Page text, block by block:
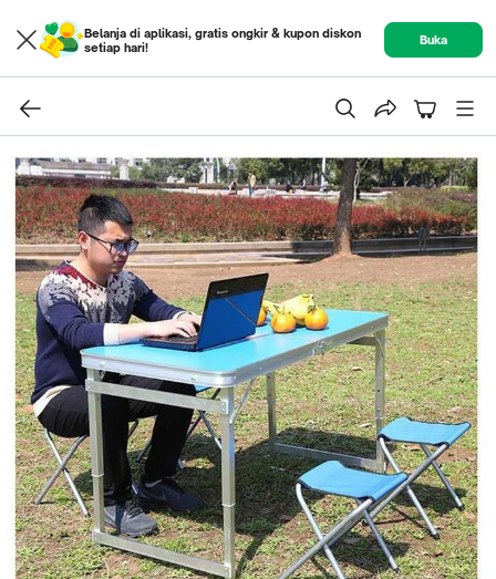
Belanja di aplikasi, gratis ongkir & kupon diskon
setiap hari!
Buka